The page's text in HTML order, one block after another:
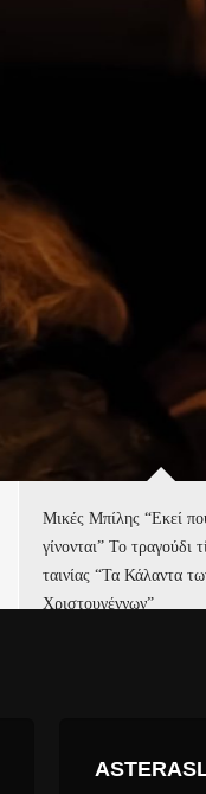
Μικές Μπίλης “Εκεί
γίνονται” Το τραγούδι
ταινίας “Τα Κάλαντα
Χριστουγέννων”